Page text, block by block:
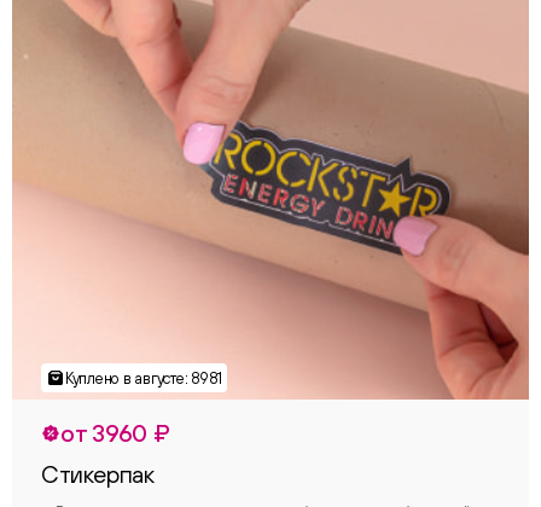
от 3960 ₽
Стикерпак